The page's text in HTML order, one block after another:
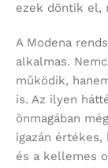
ezek döntik el,
A Modena
alkalmas.
működik,
is. Az ilyen
önmagában
igazán
és a kellemes